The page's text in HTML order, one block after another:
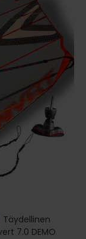
Täydellinen
7.0 DEMO